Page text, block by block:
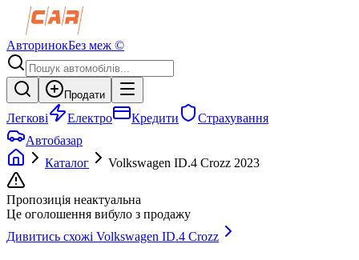
АвторинокБез меж ©
Продати
Легкові Електро Кредити
Страхування
Автобазар
Каталог
Volkswagen ID.4 Crozz 2023
Пропозиція неактуальна
Це оголошення вибуло з продажу
Дивитись схожі Volkswagen ID.4 Crozz